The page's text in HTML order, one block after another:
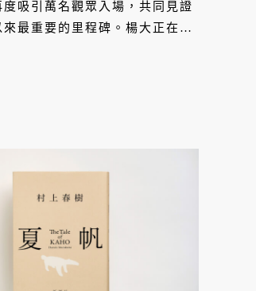
吸引萬名觀眾入場，共同見證
最重要的里程碑。楊大正在演